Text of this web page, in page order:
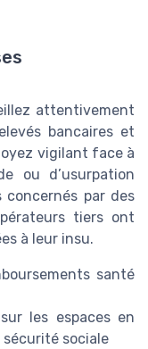
attentivement
bancaires et
vigilant face à
ou d’usurpation
concernés par des
tiers ont
à leur insu.
santé
les espaces en
sociale